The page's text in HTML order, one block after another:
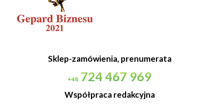
Sklep-zamówienia, prenumerata
+48 724 467 969
Współpraca redakcyjna